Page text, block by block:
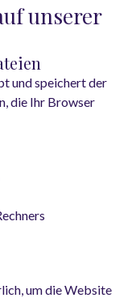
unserer
und speichert der
die Ihr Browser
um die Website